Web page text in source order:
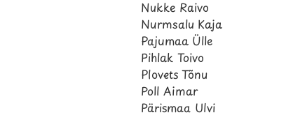
Nukke Raivo
Nurmsalu Kaja
Pajumaa Ülle
Pihlak Toivo
Plovets Tõnu
Poll Aimar
Pärismaa Ulvi